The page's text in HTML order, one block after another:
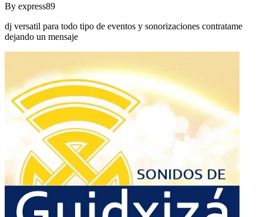
By express89
dj versatil para todo tipo de eventos y sonorizaciones contratame
dejando un mensaje